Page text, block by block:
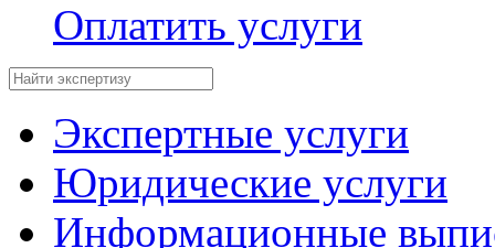
Оплатить услуги
Экспертные услуги
Юридические услуги
Информационные